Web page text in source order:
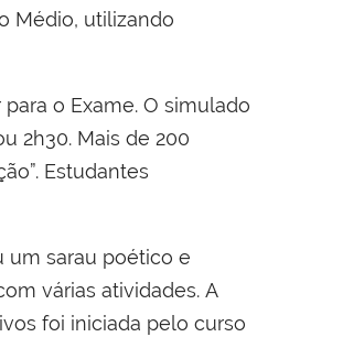
Médio, utilizando
o Exame. O simulado
2h30. Mais de 200
Estudantes
um sarau poético e
várias atividades. A
foi iniciada pelo curso